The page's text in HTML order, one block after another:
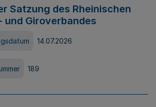
Satzung des Rheinischen
und Giroverbandes
14.07.2026
189